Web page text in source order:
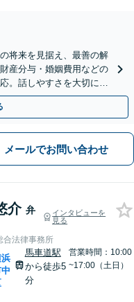
将来を見据え、最善の解
産分与・婚姻費用などの
。話しやすさを大切にし
メールでお問い合わせ
介 弁
インタビューを
見る
合法律事務所
馬車道駅
から徒歩5
分
営業時間：10:00
~17:00（土日）